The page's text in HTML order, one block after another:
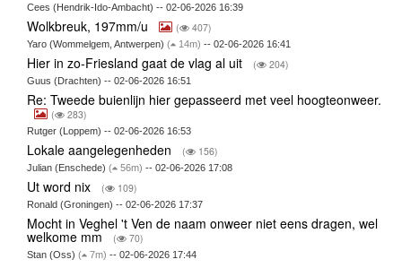
Cees (Hendrik-Ido-Ambacht) -- 02-06-2026 16:39
Wolkbreuk, 197mm/u ( 407)
Yaro (Wommelgem, Antwerpen) ( 14m) -- 02-06-2026 16:41
Hier in zo-Friesland gaat de vlag al uit ( 204)
Guus (Drachten) -- 02-06-2026 16:51
Re: Tweede buienlijn hier gepasseerd met veel hoogteonweer.
( 283)
Rutger (Loppem) -- 02-06-2026 16:53
Lokale aangelegenheden ( 156)
Julian (Enschede) ( 56m) -- 02-06-2026 17:08
Ut word nix ( 109)
Ronald (Groningen) -- 02-06-2026 17:37
Mocht in Veghel 't Ven de naam onweer niet eens dragen, wel
welkome mm ( 70)
Stan (Oss) ( 7m) -- 02-06-2026 17:44